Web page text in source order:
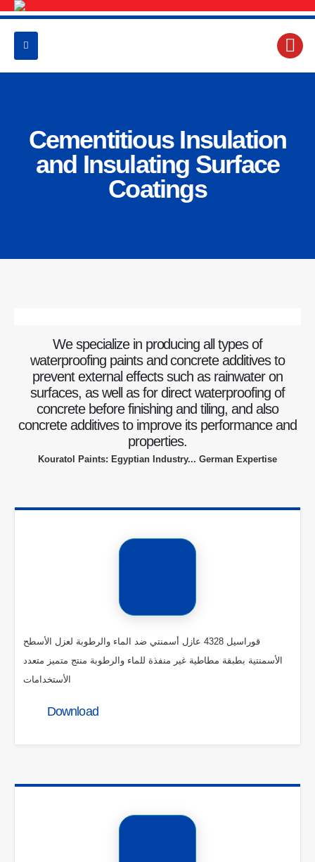
Cementitious Insulation
and Insulating Surface
Coatings
We specialize in producing all types of
waterproofing paints and concrete additives to
prevent external effects such as rainwater on
surfaces, as well as for direct waterproofing of
concrete before finishing and tiling, and also
concrete additives to improve its performance and
properties.
Kouratol Paints: Egyptian Industry... German Expertise
قوراسيل 4328 عازل أسمنتي ضد الماء والرطوبة لعزل الأسطح
الأسمنتية بطبقة مطاطية غير منفذة للماء والرطوبة منتج متميز متعدد
الأستخدامات
Download